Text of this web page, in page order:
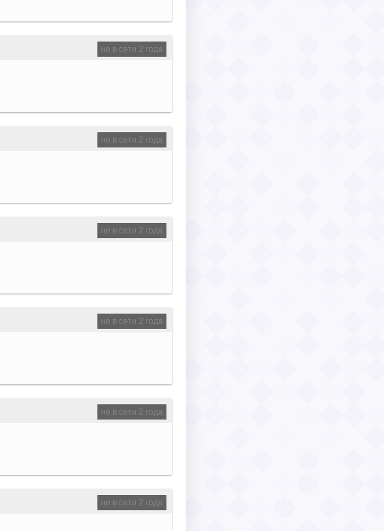
не в сети 2 года
не в сети 2 года
не в сети 2 года
не в сети 2 года
не в сети 2 года
не в сети 2 года